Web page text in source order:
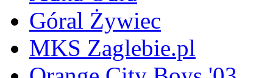
Góral Żywiec
MKS Zaglebie.pl